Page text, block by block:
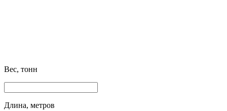
Вес, тонн
Длина, метров